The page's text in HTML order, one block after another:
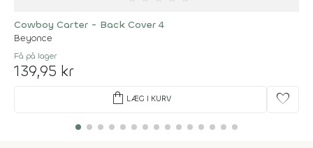
Cowboy Carter - Back Cover 4
Beyonce
Få på lager
139,95 kr
shopping_bag LÆG I KURV favorite